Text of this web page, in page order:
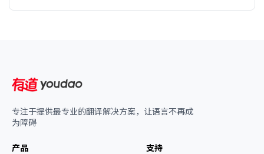
专注于提供最专业的翻译解决方案，让语言不再成
为障碍
产品
支持